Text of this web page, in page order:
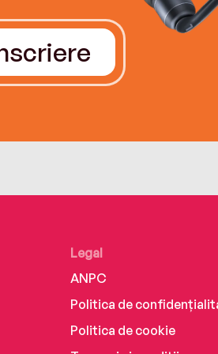
Legal
ANPC
Politica de
Politica de cookie